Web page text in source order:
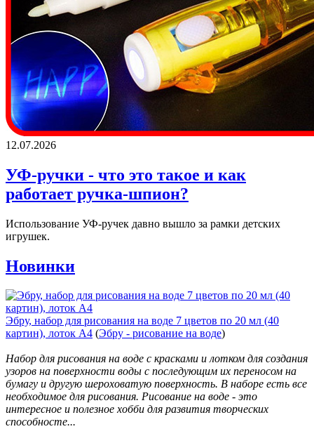
12.07.2026
УФ-ручки - что это такое и как
работает ручка-шпион?
Использование УФ-ручек давно вышло за рамки детских
игрушек.
Новинки
Эбру, набор для рисования на воде 7 цветов по 20 мл (40
картин), лоток А4 (Эбру - рисование на воде)
Набор для рисования на воде с красками и лотком для создания
узоров на поверхности воды с последующим их переносом на
бумагу и другую шероховатую поверхность. В наборе есть все
необходимое для рисования. Рисование на воде - это
интересное и полезное хобби для развития творческих
способносте...